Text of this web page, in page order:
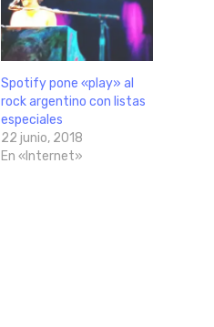
Spotify pone «play» al
rock argentino con listas
especiales
22 junio, 2018
En «Internet»